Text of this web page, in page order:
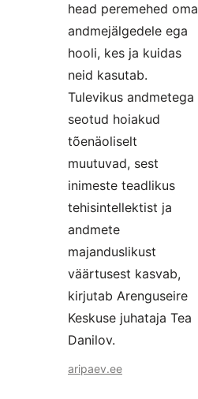
head peremehed oma
andmejälgedele ega
hooli, kes ja kuidas
neid kasutab.
Tulevikus andmetega
seotud hoiakud
tõenäoliselt
muutuvad, sest
inimeste teadlikus
tehisintellektist ja
andmete
majanduslikust
väärtusest kasvab,
kirjutab Arenguseire
Keskuse juhataja Tea
Danilov.
aripaev.ee